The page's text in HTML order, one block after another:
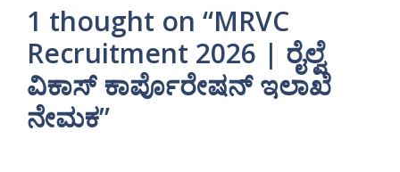
1 thought on “MRVC
Recruitment 2026 | ರೈಲ್ವೆ
ವಿಕಾಸ್ ಕಾರ್ಪೊರೇಷನ್ ಇಲಾಖೆ
ನೇಮಕ”